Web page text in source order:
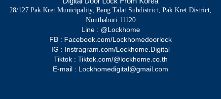
28/127 Pak Kret Municipality, Bang Talat Subdistrict, Pak Kret District,
Nonthaburi 11120
Line : @Lockhome
FB : Facebook.com/Lockhomedoorlock
IG : Instragram.com/Lockhome.Digital
Tiktok : Tiktok.com/@lockhome.co.th
E-mail : Lockhomedigital@gmail.com